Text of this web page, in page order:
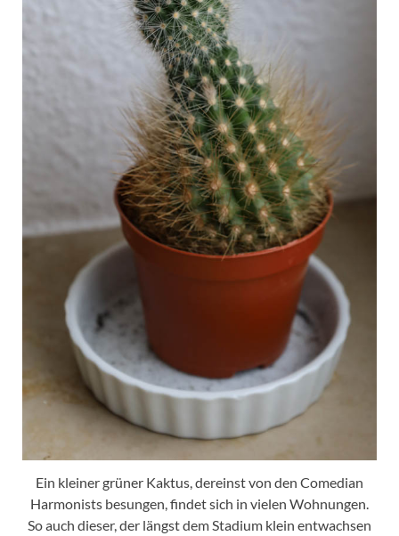
Ein kleiner grüner Kaktus, dereinst von den Comedian
Harmonists besungen, findet sich in vielen Wohnungen.
So auch dieser, der längst dem Stadium klein entwachsen